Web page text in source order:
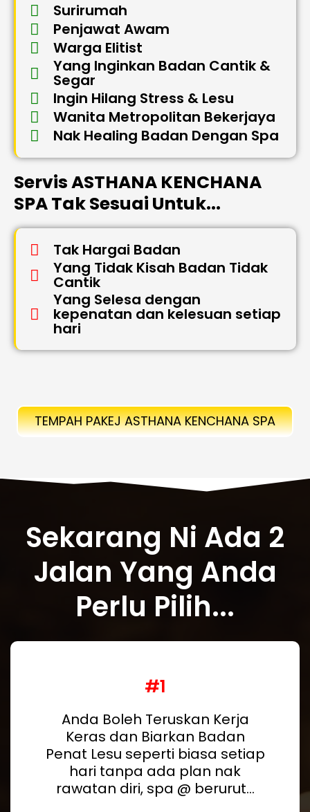
Surirumah
Penjawat Awam
Warga Elitist
Yang Inginkan Badan Cantik &
Segar
Ingin Hilang Stress & Lesu
Wanita Metropolitan Bekerjaya
Nak Healing Badan Dengan Spa
Servis ASTHANA KENCHANA
SPA Tak Sesuai Untuk...
Tak Hargai Badan
Yang Tidak Kisah Badan Tidak
Cantik
Yang Selesa dengan
kepenatan dan kelesuan setiap
hari
TEMPAH PAKEJ ASTHANA KENCHANA SPA
Sekarang Ni Ada 2
Jalan Yang Anda
Perlu Pilih...
#1
Anda Boleh Teruskan Kerja
Keras dan Biarkan Badan
Penat Lesu seperti biasa setiap
hari tanpa ada plan nak
rawatan diri, spa @ berurut...